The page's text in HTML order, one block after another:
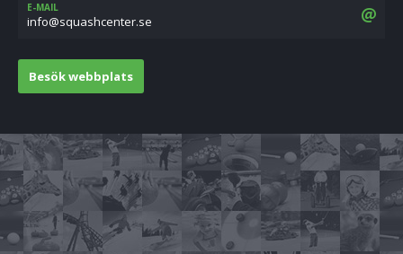
E-MAIL
es.retnechsauqs@ofni
Besök webbplats